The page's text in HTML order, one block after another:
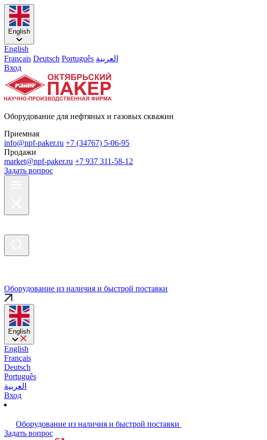
English
English
Français Deutsch Português العربية
Вход
Оборудование для нефтяных и газовых скважин
Приемная
info@npf-paker.ru +7 (34767) 5-06-95
Продажи
market@npf-paker.ru +7 937 311-58-12
Задать вопрос
Оборудование из наличия и быстрой поставки
English
English
Français
Deutsch
Português
العربية
Вход
Оборудование из наличия и быстрой поставки
Задать вопрос